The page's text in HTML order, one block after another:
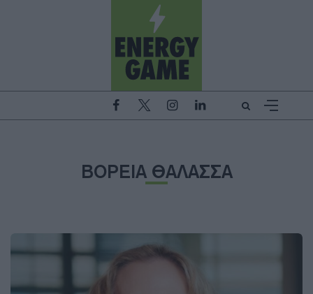
ΒΟΡΕΙΑ ΘΑΛΑΣΣΑ